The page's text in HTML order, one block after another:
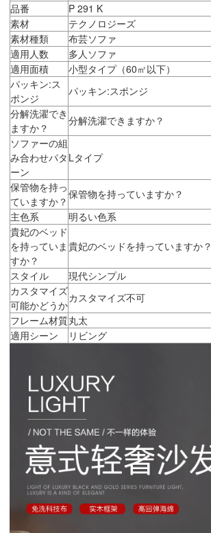
品番
P 291 K
素材
テクノロジーズ
素材種類
布芸ソファ
適用人数
多人ソファ
適用面積
小型タイプ（60㎡以下）
パッキン:ス
ポンジ
パッキン:スポンジ
分解洗濯でき
ますか？
分解洗濯できますか？
ソファーの組
み合わせパタ
ーン
Lタイプ
保管物を持っ
ていますか？
保管物を持っていますか？
主色系
明るい色系
貴妃のベッド
を持っていま
すか？
貴妃のベッドを持っていますか？
スタイル
現代シンプル
カスタマイズ
可能かどうか
カスタマイズ不可
フレーム材質丸太
適用シーン
リビング